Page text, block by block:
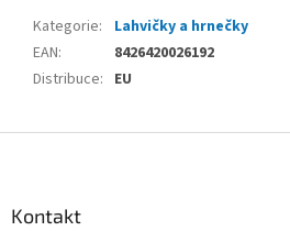
Kategorie:
Lahvičky a hrnečky
EAN:
8426420026192
Distribuce: EU
Kontakt